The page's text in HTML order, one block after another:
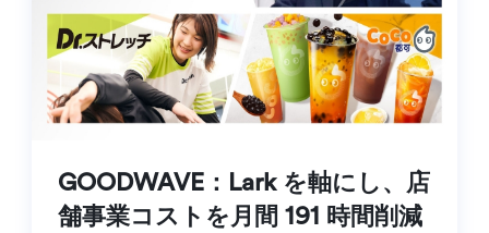
GOODWAVE：Lark を軸にし、店
舗事業コストを月間 191 時間削減